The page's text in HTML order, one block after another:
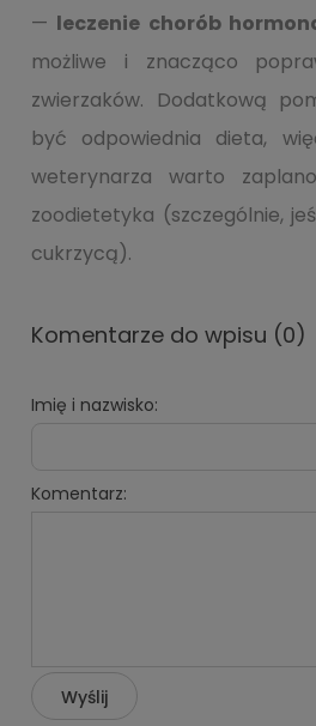
— leczenie chorób
możliwe i znacząco
zwierzaków. Dodatkową
być odpowiednia dieta,
weterynarza warto
zoodietetyka (szczególnie,
cukrzycą).
Komentarze do wpisu (0)
Imię i nazwisko:
Komentarz:
Wyślij